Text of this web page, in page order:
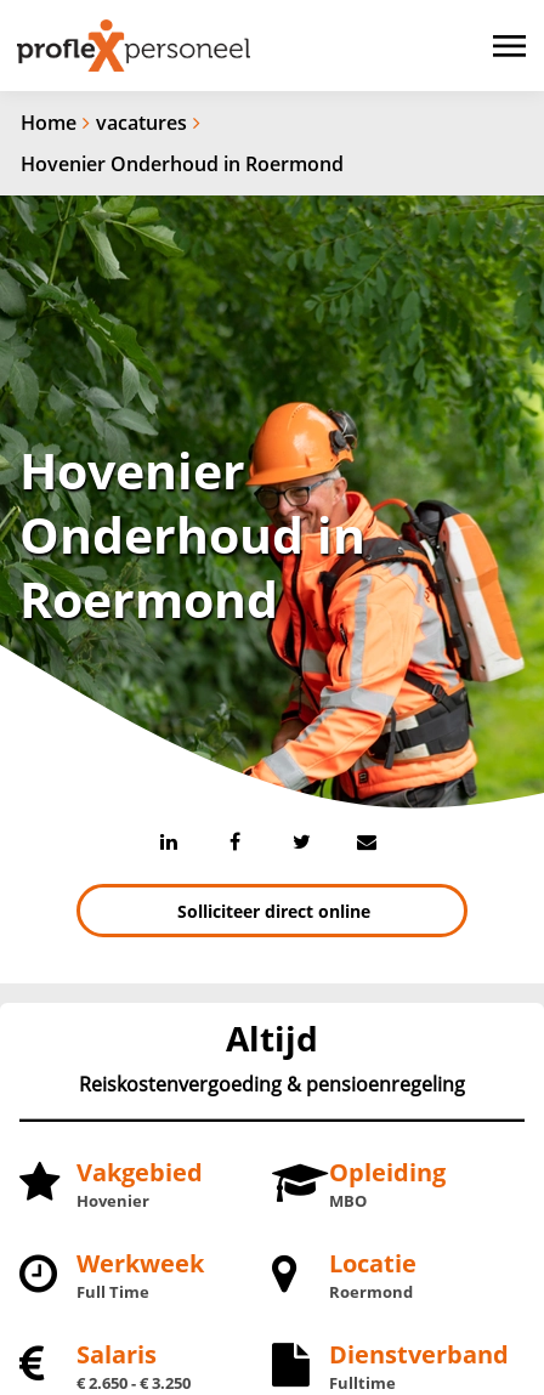
Home
vacatures
Hovenier Onderhoud in Roermond
Hovenier
Onderhoud in
Roermond
Solliciteer direct online
Altijd
Reiskostenvergoeding & pensioenregeling
Vakgebied
Hovenier
Opleiding
MBO
Werkweek
Full Time
Locatie
Roermond
Salaris
€ 2.650 - € 3.250
Dienstverband
Fulltime